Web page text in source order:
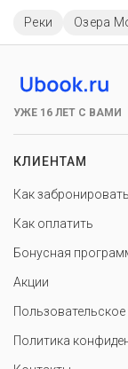
Реки Озера
УЖЕ 16 ЛЕТ С ВАМИ
КЛИЕНТАМ
Как забронировать
Как оплатить
Бонусная
Акции
Политика